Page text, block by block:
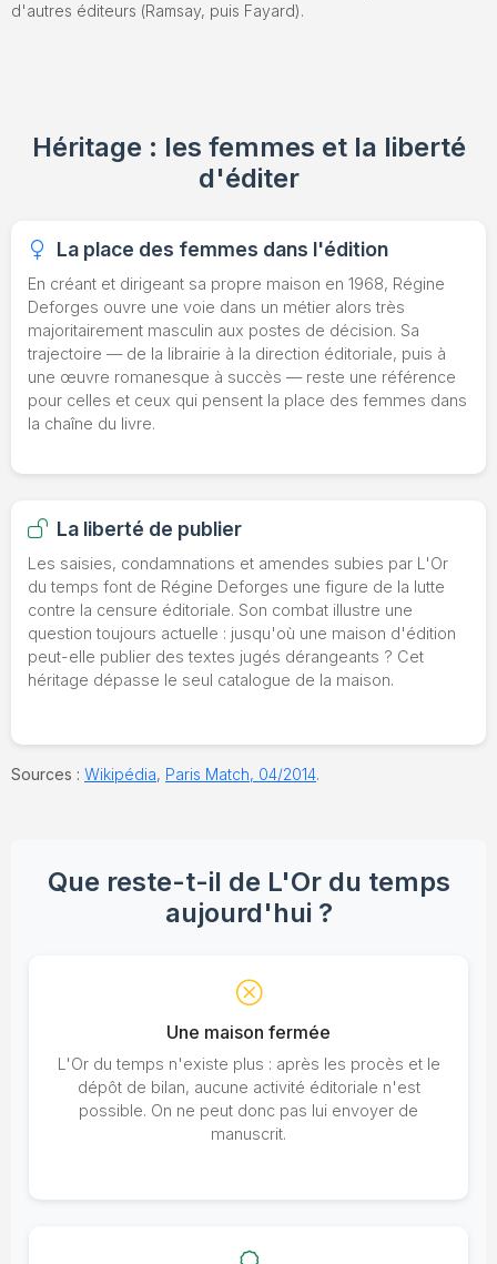
d'autres éditeurs (Ramsay, puis Fayard).
Héritage : les femmes et la liberté
d'éditer
La place des femmes dans l'édition
En créant et dirigeant sa propre maison en 1968, Régine
Deforges ouvre une voie dans un métier alors très
majoritairement masculin aux postes de décision. Sa
trajectoire — de la librairie à la direction éditoriale, puis à
une œuvre romanesque à succès — reste une référence
pour celles et ceux qui pensent la place des femmes dans
la chaîne du livre.
La liberté de publier
Les saisies, condamnations et amendes subies par L'Or
du temps font de Régine Deforges une figure de la lutte
contre la censure éditoriale. Son combat illustre une
question toujours actuelle : jusqu'où une maison d'édition
peut-elle publier des textes jugés dérangeants ? Cet
héritage dépasse le seul catalogue de la maison.
Sources : Wikipédia, Paris Match, 04/2014.
Que reste-t-il de L'Or du temps
aujourd'hui ?
Une maison fermée
L'Or du temps n'existe plus : après les procès et le
dépôt de bilan, aucune activité éditoriale n'est
possible. On ne peut donc pas lui envoyer de
manuscrit.